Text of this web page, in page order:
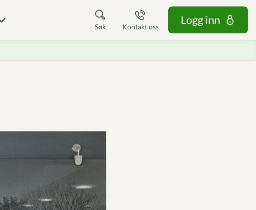
Søk Kontakt oss
Logg inn